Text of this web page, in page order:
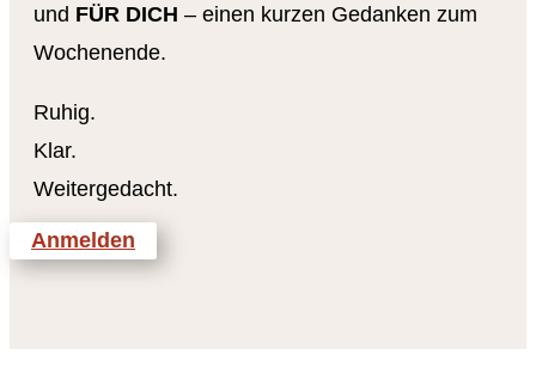
und FÜR DICH – einen kurzen Gedanken zum
Wochenende.
Ruhig.
Klar.
Weitergedacht.
Anmelden